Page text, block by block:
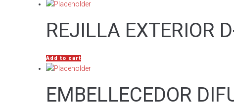
REJILLA EXTERIOR
Add to cart
EMBELLECEDOR